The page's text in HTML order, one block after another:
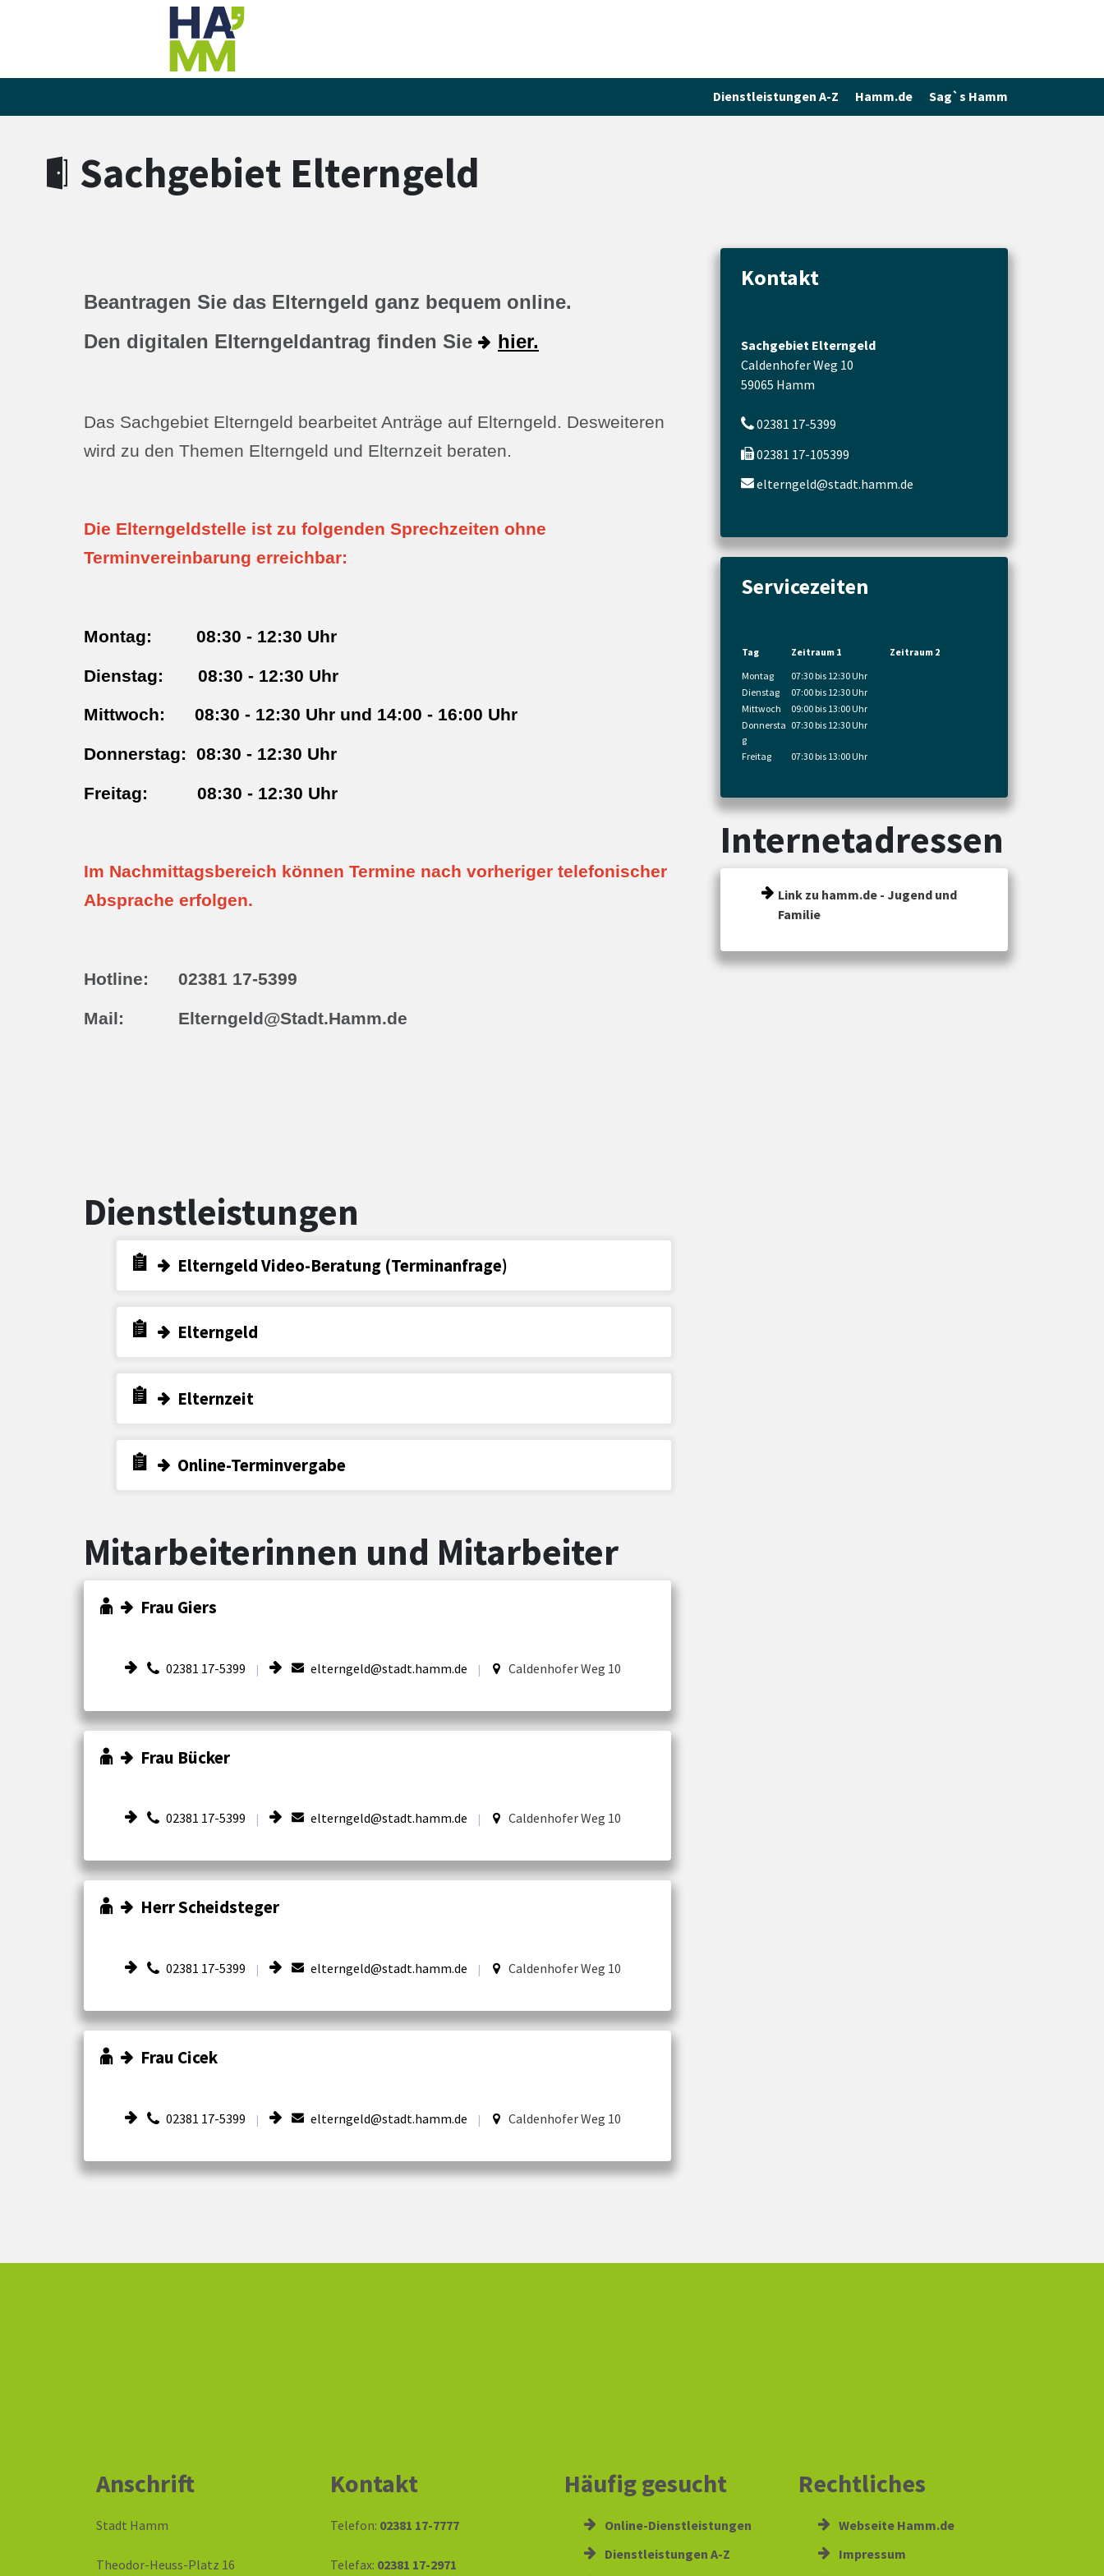
Zum Hauptinhalt
Dienstleistungen A-Z Hamm.de Sag`s Hamm
Sachgebiet Elterngeld
Beantragen Sie das Elterngeld ganz bequem online.
Den digitalen Elterngeldantrag finden Sie
hier.
Das Sachgebiet Elterngeld bearbeitet Anträge auf Elterngeld. Desweiteren
wird zu den Themen Elterngeld und Elternzeit beraten.
Die Elterngeldstelle ist zu folgenden Sprechzeiten ohne
Terminvereinbarung erreichbar:
Montag: 08:30 - 12:30 Uhr
Dienstag: 08:30 - 12:30 Uhr
Mittwoch: 08:30 - 12:30 Uhr und 14:00 - 16:00 Uhr
Donnerstag: 08:30 - 12:30 Uhr
Freitag: 08:30 - 12:30 Uhr
Im Nachmittagsbereich können Termine nach vorheriger telefonischer
Absprache erfolgen.
Hotline: 02381 17-5399
Mail: Elterngeld@Stadt.Hamm.de
Dienstleistungen
Elterngeld Video-Beratung (Terminanfrage)
Elterngeld
Elternzeit
Online-Terminvergabe
Mitarbeiterinnen und Mitarbeiter
Frau Giers
02381 17-5399 | elterngeld@stadt.hamm.de | Caldenhofer Weg 10
Frau Bücker
02381 17-5399 | elterngeld@stadt.hamm.de | Caldenhofer Weg 10
Herr Scheidsteger
02381 17-5399 | elterngeld@stadt.hamm.de | Caldenhofer Weg 10
Frau Cicek
02381 17-5399 | elterngeld@stadt.hamm.de | Caldenhofer Weg 10
Kontakt
Sachgebiet Elterngeld
Caldenhofer Weg 10
59065 Hamm
02381 17-5399
02381 17-105399
elterngeld@stadt.hamm.de
Servicezeiten
Tag Zeitraum 1
Zeitraum 2
Montag
07:30 bis 12:30 Uhr
Dienstag
07:00 bis 12:30 Uhr
Mittwoch
09:00 bis 13:00 Uhr
Donnersta
g
07:30 bis 12:30 Uhr
Freitag 07:30 bis 13:00 Uhr
Internetadressen
Link zu hamm.de - Jugend und
Familie
Anschrift
Stadt Hamm
Theodor-Heuss-Platz 16
Kontakt
Telefon: 02381 17-7777
Telefax: 02381 17-2971
Häufig gesucht
Online-Dienstleistungen
Dienstleistungen A-Z
Rechtliches
Webseite Hamm.de
Impressum